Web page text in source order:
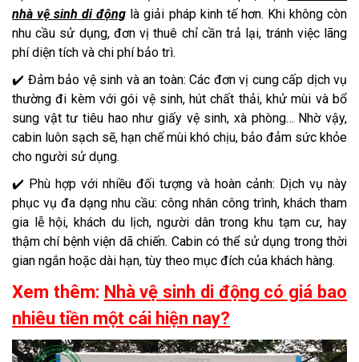
nhà vệ sinh di động là giải pháp kinh tế hơn. Khi không còn
nhu cầu sử dụng, đơn vị thuê chỉ cần trả lại, tránh việc lãng
phí diện tích và chi phí bảo trì.
✔️ Đảm bảo vệ sinh và an toàn: Các đơn vị cung cấp dịch vụ
thường đi kèm với gói vệ sinh, hút chất thải, khử mùi và bổ
sung vật tư tiêu hao như giấy vệ sinh, xà phòng… Nhờ vậy,
cabin luôn sạch sẽ, hạn chế mùi khó chịu, bảo đảm sức khỏe
cho người sử dụng.
✔️ Phù hợp với nhiều đối tượng và hoàn cảnh: Dịch vụ này
phục vụ đa dạng nhu cầu: công nhân công trình, khách tham
gia lễ hội, khách du lịch, người dân trong khu tạm cư, hay
thậm chí bệnh viện dã chiến. Cabin có thể sử dụng trong thời
gian ngắn hoặc dài hạn, tùy theo mục đích của khách hàng.
Xem thêm: Nhà vệ sinh di động có giá bao
nhiêu tiền một cái hiện nay?